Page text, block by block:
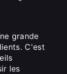
grande
C'est
les